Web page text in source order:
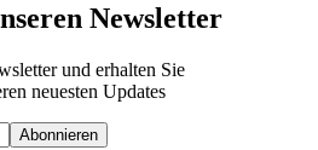
Newsletter
und erhalten Sie
neuesten Updates
Abonnieren